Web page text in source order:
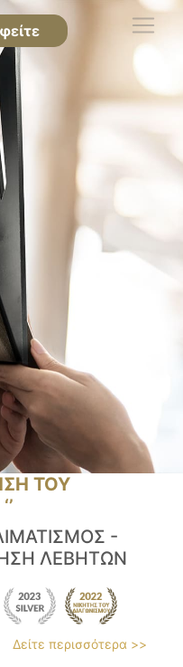
ΤΟΥ
-
ΛΕΒΗΤΩΝ
Δείτε περισσότερα >>